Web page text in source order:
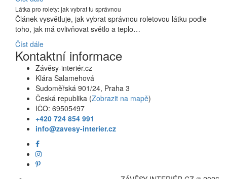
Látka pro rolety: jak vybrat tu správnou
Článek vysvětluje, jak vybrat správnou roletovou látku podle
toho, jak má ovlivňovat světlo a teplo…
Číst dále
Kontaktní informace
Závěsy-interiér.cz
Klára Salamehová
Sudoměřská 901/24, Praha 3
Česká republika (Zobrazit na mapě)
IČO: 69505497
+420 724 854 991
info@zavesy-interier.cz